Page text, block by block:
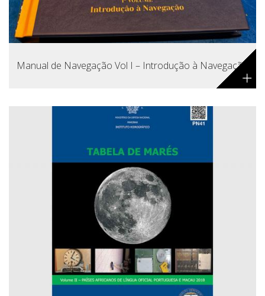
Manual de Navegação Vol I – Introdução à Navegação+